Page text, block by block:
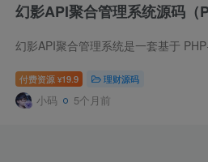
幻影API聚合管理系统源码
付费资源 ¥19.9 理财源码
小码 5个月前